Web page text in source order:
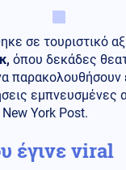
σε τουριστικό
όπου δεκάδες
παρακολουθήσουν
εμπνευσμένες
York Post.
έγινε viral